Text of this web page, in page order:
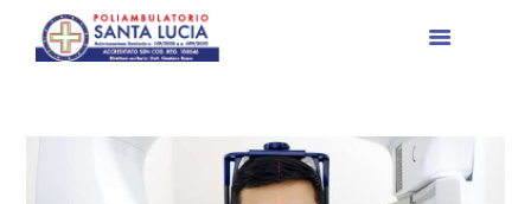
HOME
PRESTAZIONI MEDICHE